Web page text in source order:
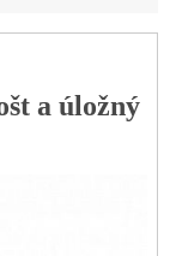
a úložný